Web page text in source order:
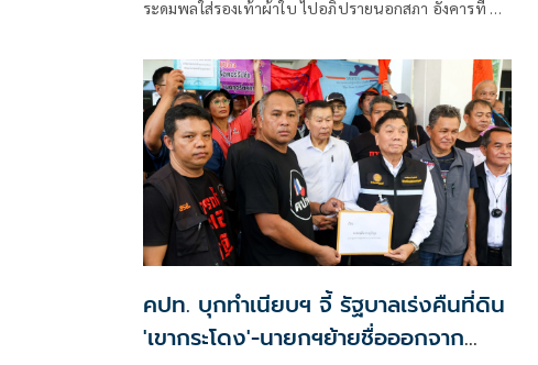
ระดมพลใส่รองเท้าผ้าใบ ไปอภิปรายนอกสภา อังคารที่ 21
คปท. บุกทำเนียบฯ จี้ รัฐบาลเร่งคืนที่ดิน
'เขากระโดง'-นายกฯย้ายชื่อออกจาก